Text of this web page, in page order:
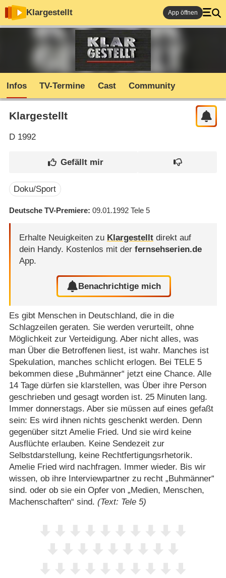
Klargestellt App öffnen
Infos TV-Termine Cast Community
Klargestellt
D1992
Doku/Sport
Deutsche TV-Premiere 09.01.1992 Tele 5
Erhalte Neuigkeiten zu Klargestelltdirekt auf
dein Handy. Kostenlos mit der fernsehserien.de
App.
Benachrichtige mich
Es gibt Menschen in Deutschland, die in die
Schlagzeilen geraten. Sie werden verurteilt, ohne
Möglichkeit zur Verteidigung. Aber nicht alles, was
man Über die Betroffenen liest, ist wahr. Manches ist
Spekulation, manches schlicht erlogen. Bei TELE 5
bekommen diese „Buhmänner“ jetzt eine Chance. Alle
14 Tage dürfen sie klarstellen, was Über ihre Person
geschrieben und gesagt worden ist. 25 Minuten lang.
Immer donnerstags. Aber sie müssen auf eines gefaßt
sein: Es wird ihnen nichts geschenkt werden. Denn
gegenüber sitzt Amelie Fried. Und sie wird keine
Ausflüchte erlauben. Keine Sendezeit zur
Selbstdarstellung, keine Rechtfertigungsrhetorik.
Amelie Fried wird nachfragen. Immer wieder. Bis wir
wissen, ob ihre Interviewpartner zu recht „Buhmänner“
sind. oder ob sie ein Opfer von „Medien, Menschen,
Machenschaften“ sind. (Text: Tele 5)